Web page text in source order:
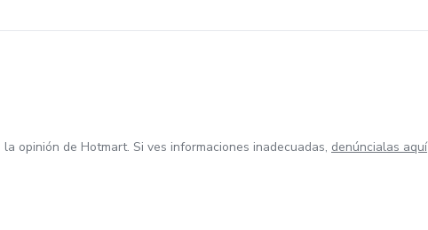
opinión de Hotmart. Si ves informaciones inadecuadas, denúncialas aquí